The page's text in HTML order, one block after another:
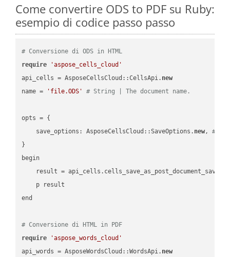
Come convertire ODS to PDF su Ruby:
esempio di codice passo passo
# Conversione di ODS in HTML
require
'aspose_cells_cloud'
api_cells = AsposeCellsCloud::CellsApi. new
name =
'file.ODS' # String | The document name.
opts = {
    save_options: AsposeCellsCloud::SaveOptions.
new, #
}
begin
result =
    p result
end
# Conversione di HTML in PDF
require
'aspose_words_cloud'
api_words = AsposeWordsCloud::WordsApi. new